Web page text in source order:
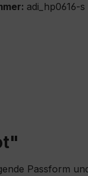
adi_hp0616-s
Passform